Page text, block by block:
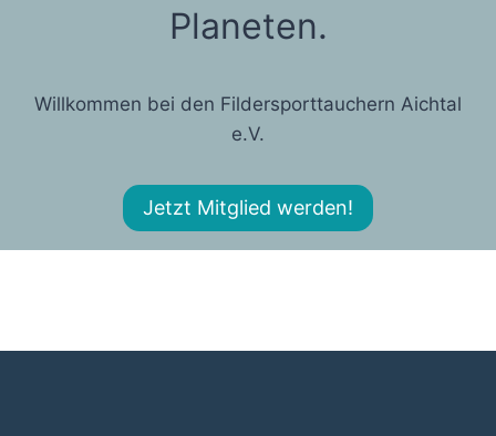
Planeten.
Willkommen bei den Fildersporttauchern Aichtal
e.V.
Jetzt Mitglied werden!